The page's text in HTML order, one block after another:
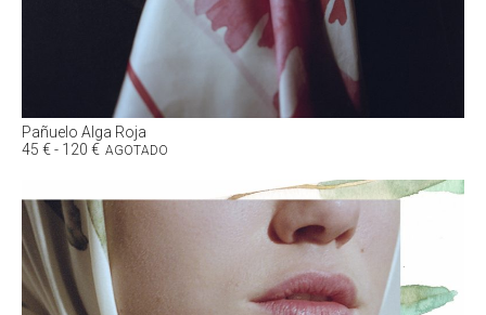
Pañuelo Alga Roja
45 €- 120 €Rango
desde
45 €
hasta
120 €
AGOTADO